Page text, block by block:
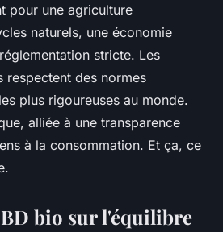
pour une agriculture
naturels, une économie
stricte. Les
respectent des normes
plus rigoureuses au monde.
alliée à une transparence
à la consommation. Et ça, ce
bio sur l'équilibre